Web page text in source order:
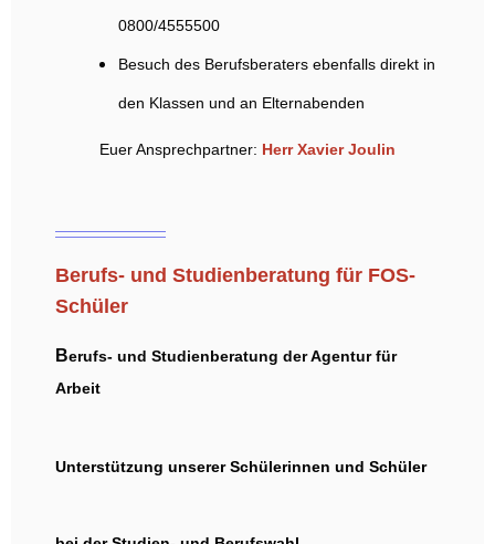
0800/4555500
Besuch des Berufsberaters ebenfalls direkt in
den Klassen und an Elternabenden
Euer Ansprechpartner: Herr Xavier Joulin
Berufs- und Studienberatung für FOS-
Schüler
Berufs- und Studienberatung der Agentur für
Arbeit
Unterstützung unserer Schülerinnen und Schüler